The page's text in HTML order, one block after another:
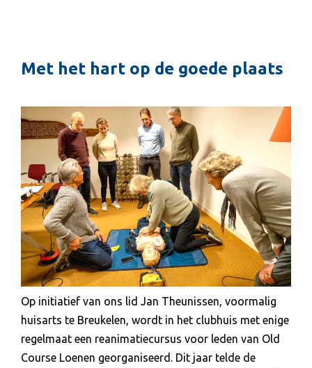
Met het hart op de goede plaats
Op initiatief van ons lid Jan Theunissen, voormalig
huisarts te Breukelen, wordt in het clubhuis met enige
regelmaat een reanimatiecursus voor leden van Old
Course Loenen georganiseerd. Dit jaar telde de